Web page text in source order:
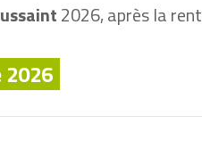
2026, après la
2026